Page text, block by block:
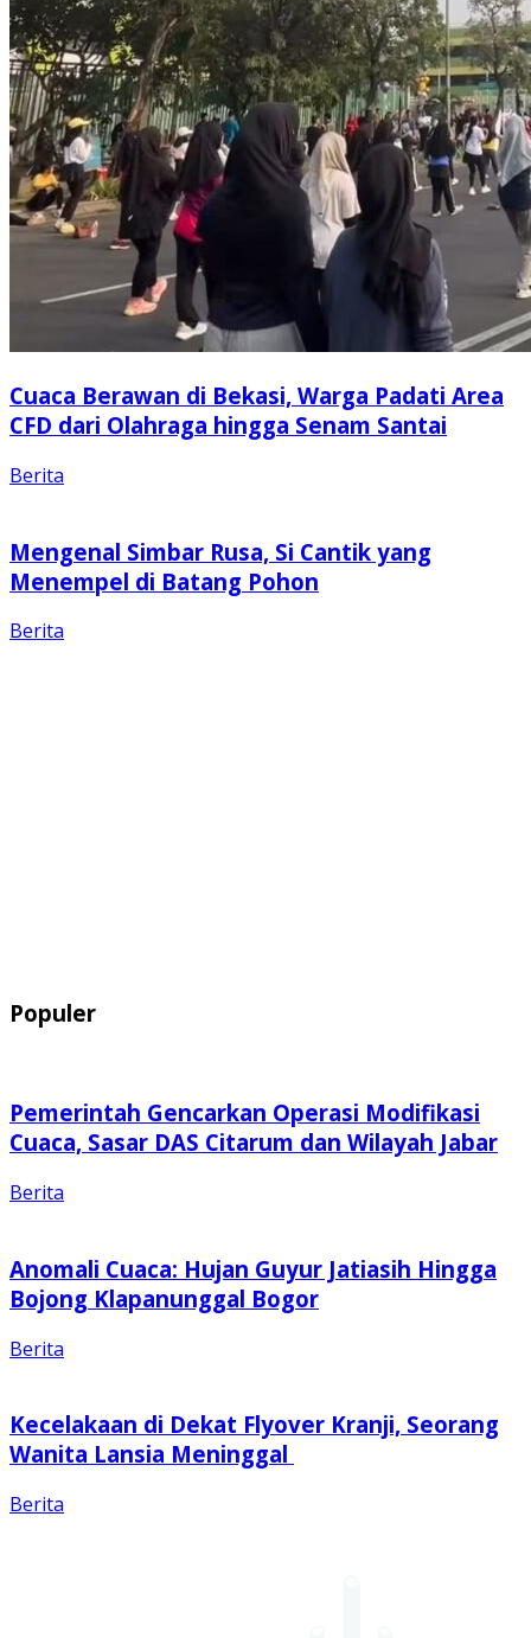
Cuaca Berawan di Bekasi, Warga Padati Area
CFD dari Olahraga hingga Senam Santai
Berita
Mengenal Simbar Rusa, Si Cantik yang
Menempel di Batang Pohon
Berita
Populer
Pemerintah Gencarkan Operasi Modifikasi
Cuaca, Sasar DAS Citarum dan Wilayah Jabar
Berita
Anomali Cuaca: Hujan Guyur Jatiasih Hingga
Bojong Klapanunggal Bogor
Berita
Kecelakaan di Dekat Flyover Kranji, Seorang
Wanita Lansia Meninggal
Berita